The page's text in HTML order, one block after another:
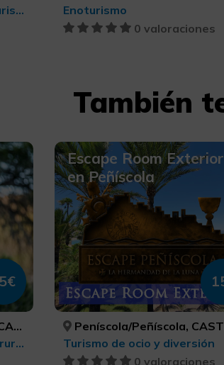
Turismo activo-aventura, Turismo rural y natural, Turismo deportivo, Ecoturismo, Parques Naturales
Enoturismo
0 valoraciones
También
Turismo deportivo, Turismo rural y natural, Turismo de ocio y diversión
Escape Room Exterior
en Peñíscola
Peníscola/Peñíscola, CASTELLÓ/
Turismo de ocio y diversión
0 valoraciones